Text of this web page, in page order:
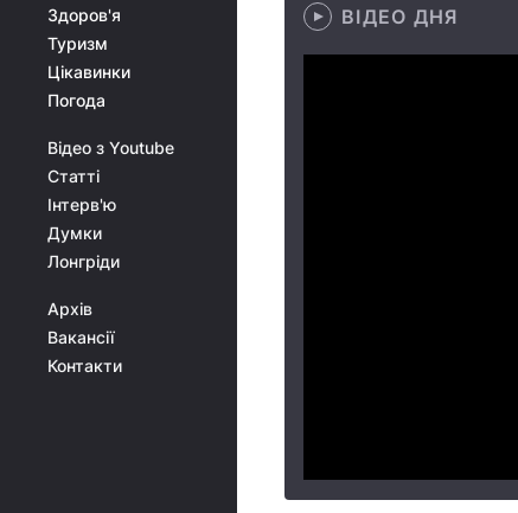
Здоров'я
Туризм
Цікавинки
Погода
Відео з Youtube
Статті
Інтерв'ю
Думки
Лонгріди
Архів
Вакансії
Контакти
ВІДЕО ДНЯ